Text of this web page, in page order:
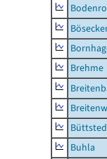
Brehme
Buhla